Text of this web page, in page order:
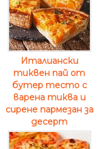
Италиански
тиквен пай от
бутер тесто с
варена тиква и
сирене пармезан за
десерт